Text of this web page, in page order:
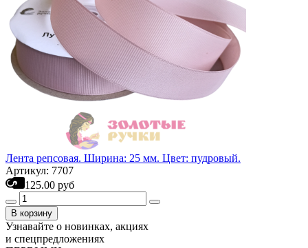
Лента репсовая. Ширина: 25 мм. Цвет: пудровый.
Артикул: 7707
125.00 руб
В корзину
Узнавайте о новинках, акциях
и спецпредложениях